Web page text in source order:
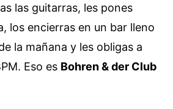
las guitarras, les pones
los encierras en un bar lleno
la mañana y les obligas a
Eso es Bohren & der Club